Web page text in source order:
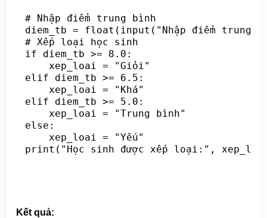
# Nhập điểm trung bình
diem_tb = float(input("Nhập điểm trung
# Xếp loại học sinh
if diem_tb >= 8.0:
    xep_loai = "Giỏi"
elif diem_tb >= 6.5:
    xep_loai = "Khá"
elif diem_tb >= 5.0:
    xep_loai = "Trung bình"
else:
    xep_loai = "Yếu"
Kết quả: